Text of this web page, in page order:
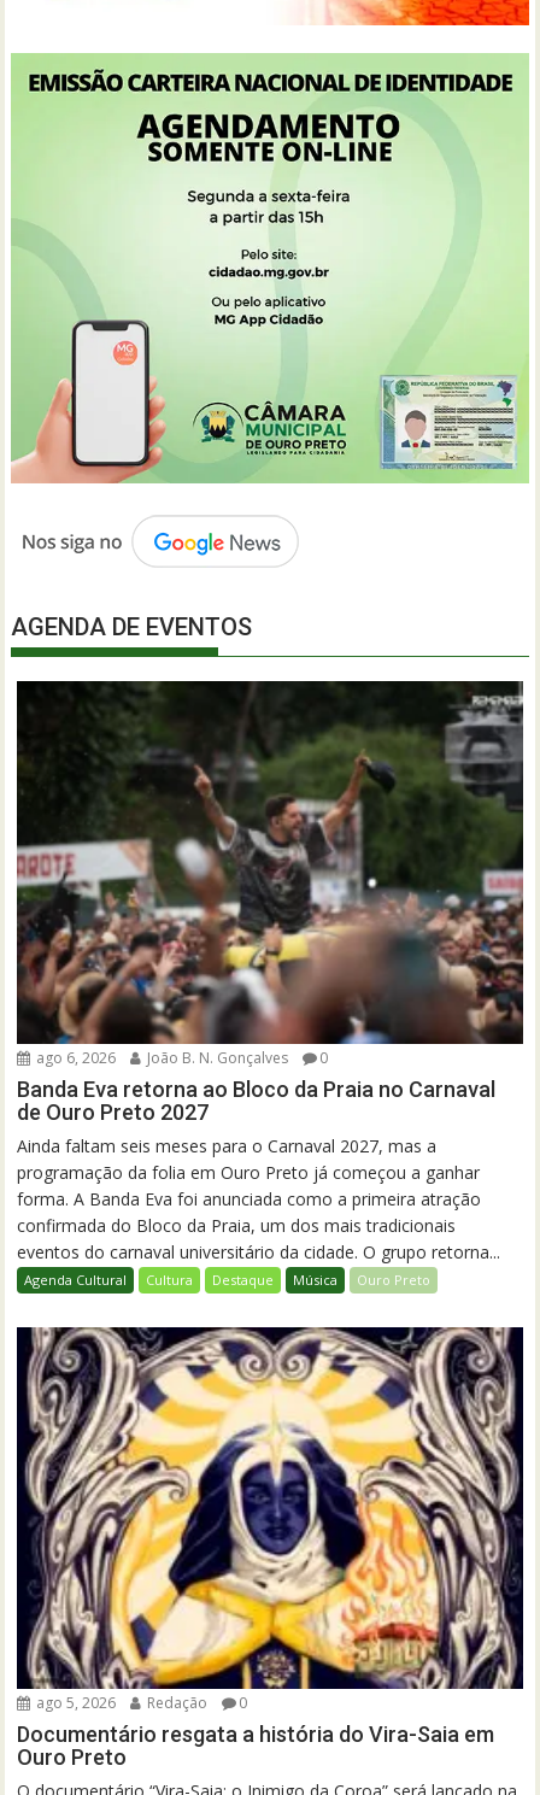
AGENDA DE EVENTOS
ago 6, 2026 João B. N. Gonçalves 0
Banda Eva retorna ao Bloco da Praia no Carnaval
de Ouro Preto 2027
Ainda faltam seis meses para o Carnaval 2027, mas a
programação da folia em Ouro Preto já começou a ganhar
forma. A Banda Eva foi anunciada como a primeira atração
confirmada do Bloco da Praia, um dos mais tradicionais
eventos do carnaval universitário da cidade. O grupo retorna...
Agenda Cultural Cultura Destaque Música Ouro Preto
ago 5, 2026 Redação 0
Documentário resgata a história do Vira-Saia em
Ouro Preto